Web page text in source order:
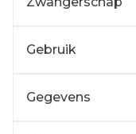
Gebruik
Gegevens